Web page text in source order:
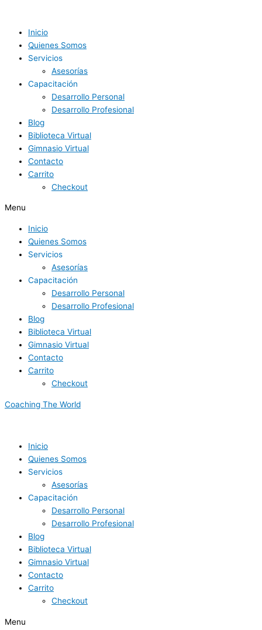
contenido
Inicio
Quienes Somos
Servicios
Asesorías
Capacitación
Desarrollo Personal
Desarrollo Profesional
Blog
Biblioteca Virtual
Gimnasio Virtual
Contacto
Carrito
Checkout
Menu
Inicio
Quienes Somos
Servicios
Asesorías
Capacitación
Desarrollo Personal
Desarrollo Profesional
Blog
Biblioteca Virtual
Gimnasio Virtual
Contacto
Carrito
Checkout
Coaching The World
Inicio
Quienes Somos
Servicios
Asesorías
Capacitación
Desarrollo Personal
Desarrollo Profesional
Blog
Biblioteca Virtual
Gimnasio Virtual
Contacto
Carrito
Checkout
Menu